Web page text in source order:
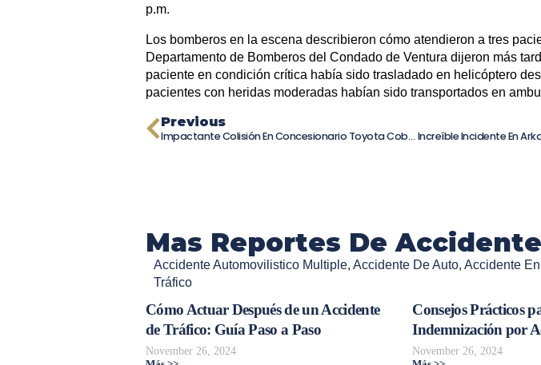
p.m.
Los bomberos en la escena describieron cómo atendieron a tres
Departamento de Bomberos del Condado de Ventura dijeron más
paciente en condición crítica había sido trasladado en helicóptero
pacientes con heridas moderadas habían sido transportados en
Previous
Impactante Colisión En Concesionario Toyota Cobra Vida De Una Persona Y Deja Tres Heridos
Mas Reportes De
Accidente Automovilistico Multiple, Accidente De Auto, Accidente
Tráfico
Cómo Actuar Después de un Accidente
de Tráfico: Guía Paso a Paso
November 26, 2024
Consejos Prácticos
Indemnización por
November 26, 2024